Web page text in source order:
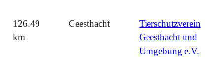
126.49
km
Geesthacht
Tierschutzverein
Geesthacht und
Umgebung e.V.